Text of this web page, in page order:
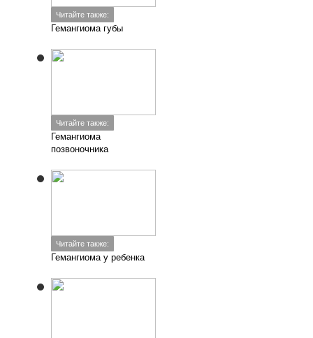
Читайте также:
Гемангиома губы
Читайте также:
Гемангиома
позвоночника
Читайте также:
Гемангиома у ребенка